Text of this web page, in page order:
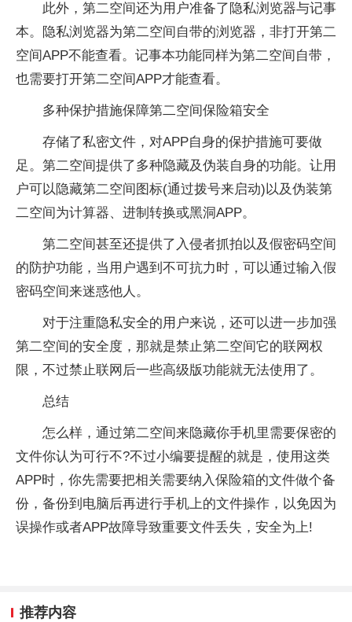
此外，第二空间还为用户准备了隐私浏览器与记事
本。隐私浏览器为第二空间自带的浏览器，非打开第二
空间APP不能查看。记事本功能同样为第二空间自带，
也需要打开第二空间APP才能查看。
多种保护措施保障第二空间保险箱安全
存储了私密文件，对APP自身的保护措施可要做
足。第二空间提供了多种隐藏及伪装自身的功能。让用
户可以隐藏第二空间图标(通过拨号来启动)以及伪装第
二空间为计算器、进制转换或黑洞APP。
第二空间甚至还提供了入侵者抓拍以及假密码空间
的防护功能，当用户遇到不可抗力时，可以通过输入假
密码空间来迷惑他人。
对于注重隐私安全的用户来说，还可以进一步加强
第二空间的安全度，那就是禁止第二空间它的联网权
限，不过禁止联网后一些高级版功能就无法使用了。
总结
怎么样，通过第二空间来隐藏你手机里需要保密的
文件你认为可行不?不过小编要提醒的就是，使用这类
APP时，你先需要把相关需要纳入保险箱的文件做个备
份，备份到电脑后再进行手机上的文件操作，以免因为
误操作或者APP故障导致重要文件丢失，安全为上!
推荐内容